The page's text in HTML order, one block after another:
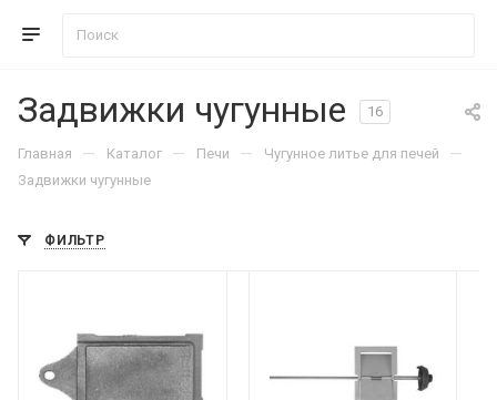
Задвижки чугунные 16
Главная — Каталог — Печи — Чугунное литье для печей —
Задвижки чугунные
ФИЛЬТР